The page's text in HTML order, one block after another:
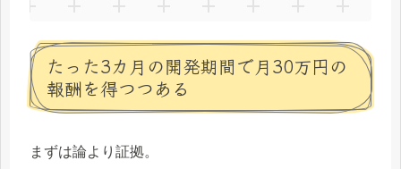
たった3カ月の開発期間で月30万円の
報酬を得つつある
まずは論より証拠。